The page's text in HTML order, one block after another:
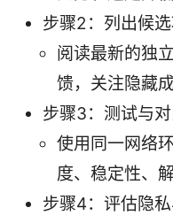
步骤2：列出候
阅读最新的独
馈，关注隐藏
步骤3：测试与
使用同一网络
度、稳定性、
步骤4：评估隐